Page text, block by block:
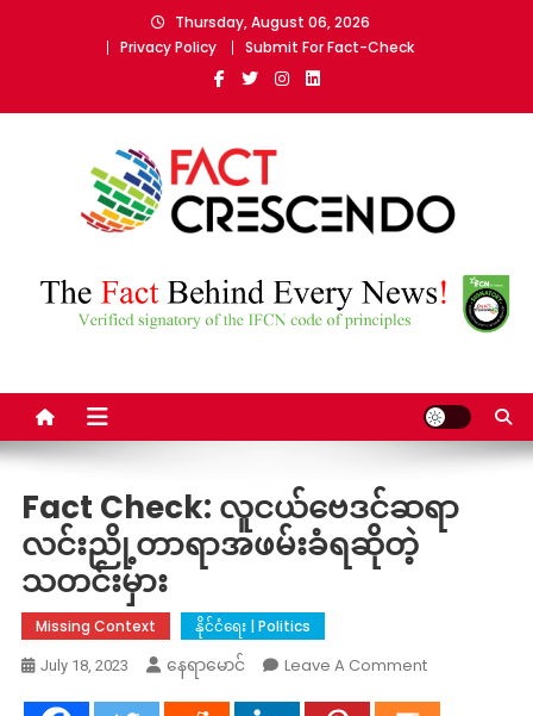
Thursday, August 06, 2026
Privacy Policy
Submit For Fact-Check
Fact Crescendo Myanmar
Fact Check: လူငယ်ဗေဒင်ဆရာ
လင်းညို့တာရာအဖမ်းခံရဆိုတဲ့
သတင်းမှား
Missing Context နိုင်ငံရေး | Politics
July 18, 2023 နေရာမောင် Leave A CommentOn